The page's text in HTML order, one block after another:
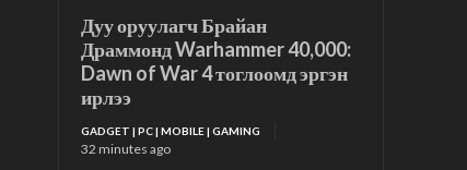
Дуу оруулагч Брайан
Драммонд Warhammer 40,000:
Dawn of War 4 тоглоомд эргэн
ирлээ
GADGET | PC | MOBILE | GAMING
32 minutes ago